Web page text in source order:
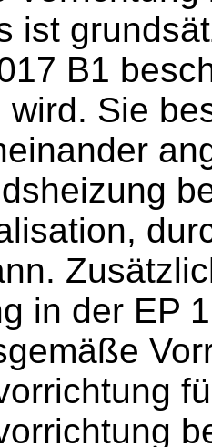
ist
B1
wird. Sie
in der EP